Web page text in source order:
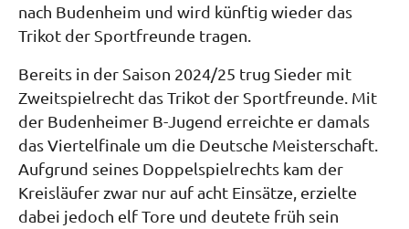
nach Budenheim und wird künftig wieder das
Trikot der Sportfreunde tragen.
Bereits in der Saison 2024/25 trug Sieder mit
Zweitspielrecht das Trikot der Sportfreunde. Mit
der Budenheimer B-Jugend erreichte er damals
das Viertelfinale um die Deutsche Meisterschaft.
Aufgrund seines Doppelspielrechts kam der
Kreisläufer zwar nur auf acht Einsätze, erzielte
dabei jedoch elf Tore und deutete früh sein